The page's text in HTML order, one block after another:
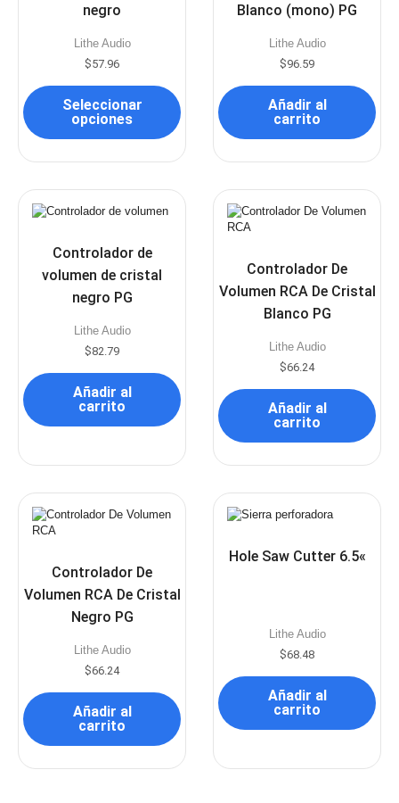
negro
Lithe Audio
$57.96
Seleccionar
opciones
Blanco (mono) PG
Lithe Audio
$96.59
Añadir al
carrito
Controlador de
volumen de cristal
negro PG
Lithe Audio
$82.79
Añadir al
carrito
Controlador De
Volumen RCA De Cristal
Blanco PG
Lithe Audio
$66.24
Añadir al
carrito
Controlador De
Volumen RCA De Cristal
Negro PG
Lithe Audio
$66.24
Añadir al
carrito
Hole Saw Cutter 6.5«
Lithe Audio
$68.48
Añadir al
carrito